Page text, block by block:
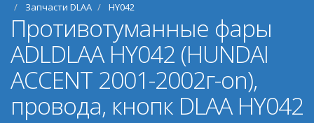
Запчасти DLAA
HY042
Противотуманные фары
ADLDLAA HY042 (HUNDAI
ACCENT 2001-2002г-on),
провода, кнопк DLAA HY042